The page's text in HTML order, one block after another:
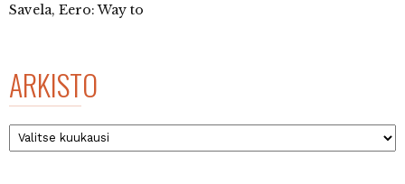
Savela, Eero: Way to
ARKISTO
Arkisto